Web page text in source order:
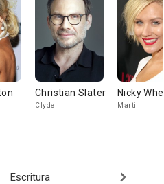
Christian Slater
Clyde
Nicky
Marti
Escritura